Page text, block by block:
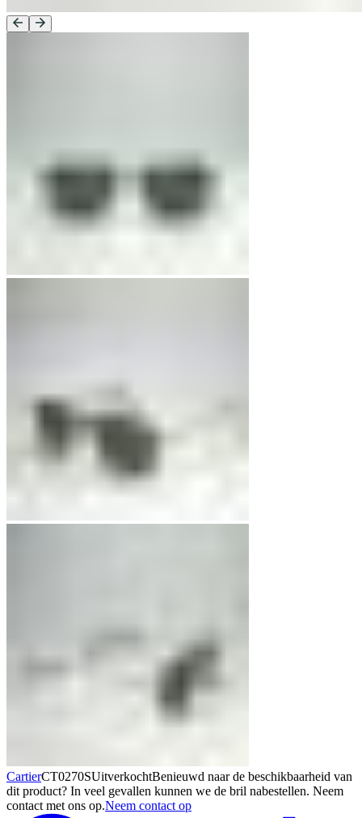
CartierCT0270SUitverkochtBenieuwd naar de beschikbaarheid van
dit product? In veel gevallen kunnen we de bril nabestellen. Neem
contact met ons op.Neem contact op